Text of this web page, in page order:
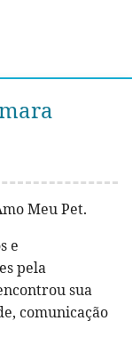
Meu Pet.
e
pela
sua
comunicação